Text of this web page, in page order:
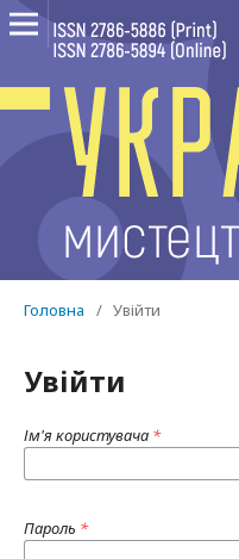
Головна / Увійти
Увійти
Ім'я користувача *
Пароль *